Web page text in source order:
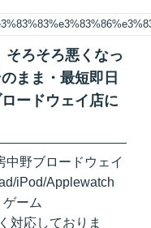
ろそろ悪くなっ
まま・最短即日
ードウェイ店に
中野ブロードウェイ
iPod/Applewatch
ーム
対応しておりま